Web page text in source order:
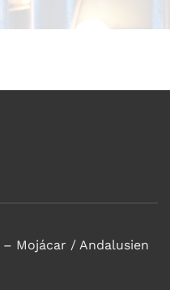
Mojácar / Andalusien